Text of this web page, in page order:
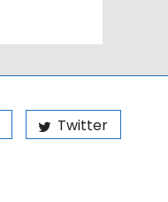
Twitter